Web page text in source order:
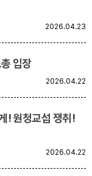
2026.04.23
입장
2026.04.22
! 원청교섭 쟁취!
2026.04.22